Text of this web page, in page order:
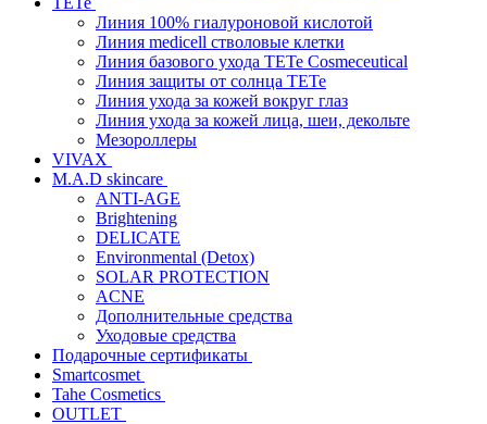
Линия 100% гиалуроновой кислотой
Линия medicell стволовые клетки
Линия базового ухода TETe Cosmeceutical
Линия защиты от солнца TETe
Линия ухода за кожей вокруг глаз
Линия ухода за кожей лица, шеи, декольте
Мезороллеры
VIVAX
M.A.D skincare
ANTI-AGE
Brightening
DELICATE
Environmental (Detox)
SOLAR PROTECTION
АCNE
Дополнительные средства
Уходовые средства
Подарочные сертификаты
Smartcosmet
Tahe Cosmetics
OUTLET